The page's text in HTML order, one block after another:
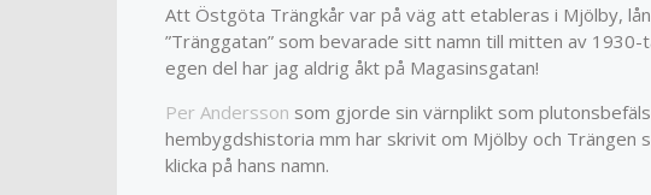
Att Östgöta Trängkår var på väg att etableras i Mjölby,
”Tränggatan” som bevarade sitt namn till mitten av
egen del har jag aldrig åkt på Magasinsgatan!
Per Andersson som gjorde sin värnplikt som
hembygdshistoria mm har skrivit om Mjölby och Trängen
klicka på hans namn.